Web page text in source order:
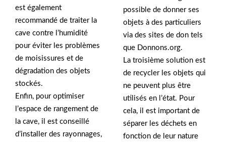
est également
recommandé de traiter la
cave contre l’humidité
pour éviter les problèmes
de moisissures et de
dégradation des objets
stockés.
Enfin, pour optimiser
l’espace de rangement de
la cave, il est conseillé
d’installer des rayonnages,
possible de donner ses
objets à des particuliers
via des sites de don tels
que Donnons.org.
La troisième solution est
de recycler les objets qui
ne peuvent plus être
utilisés en l’état. Pour
cela, il est important de
séparer les déchets en
fonction de leur nature